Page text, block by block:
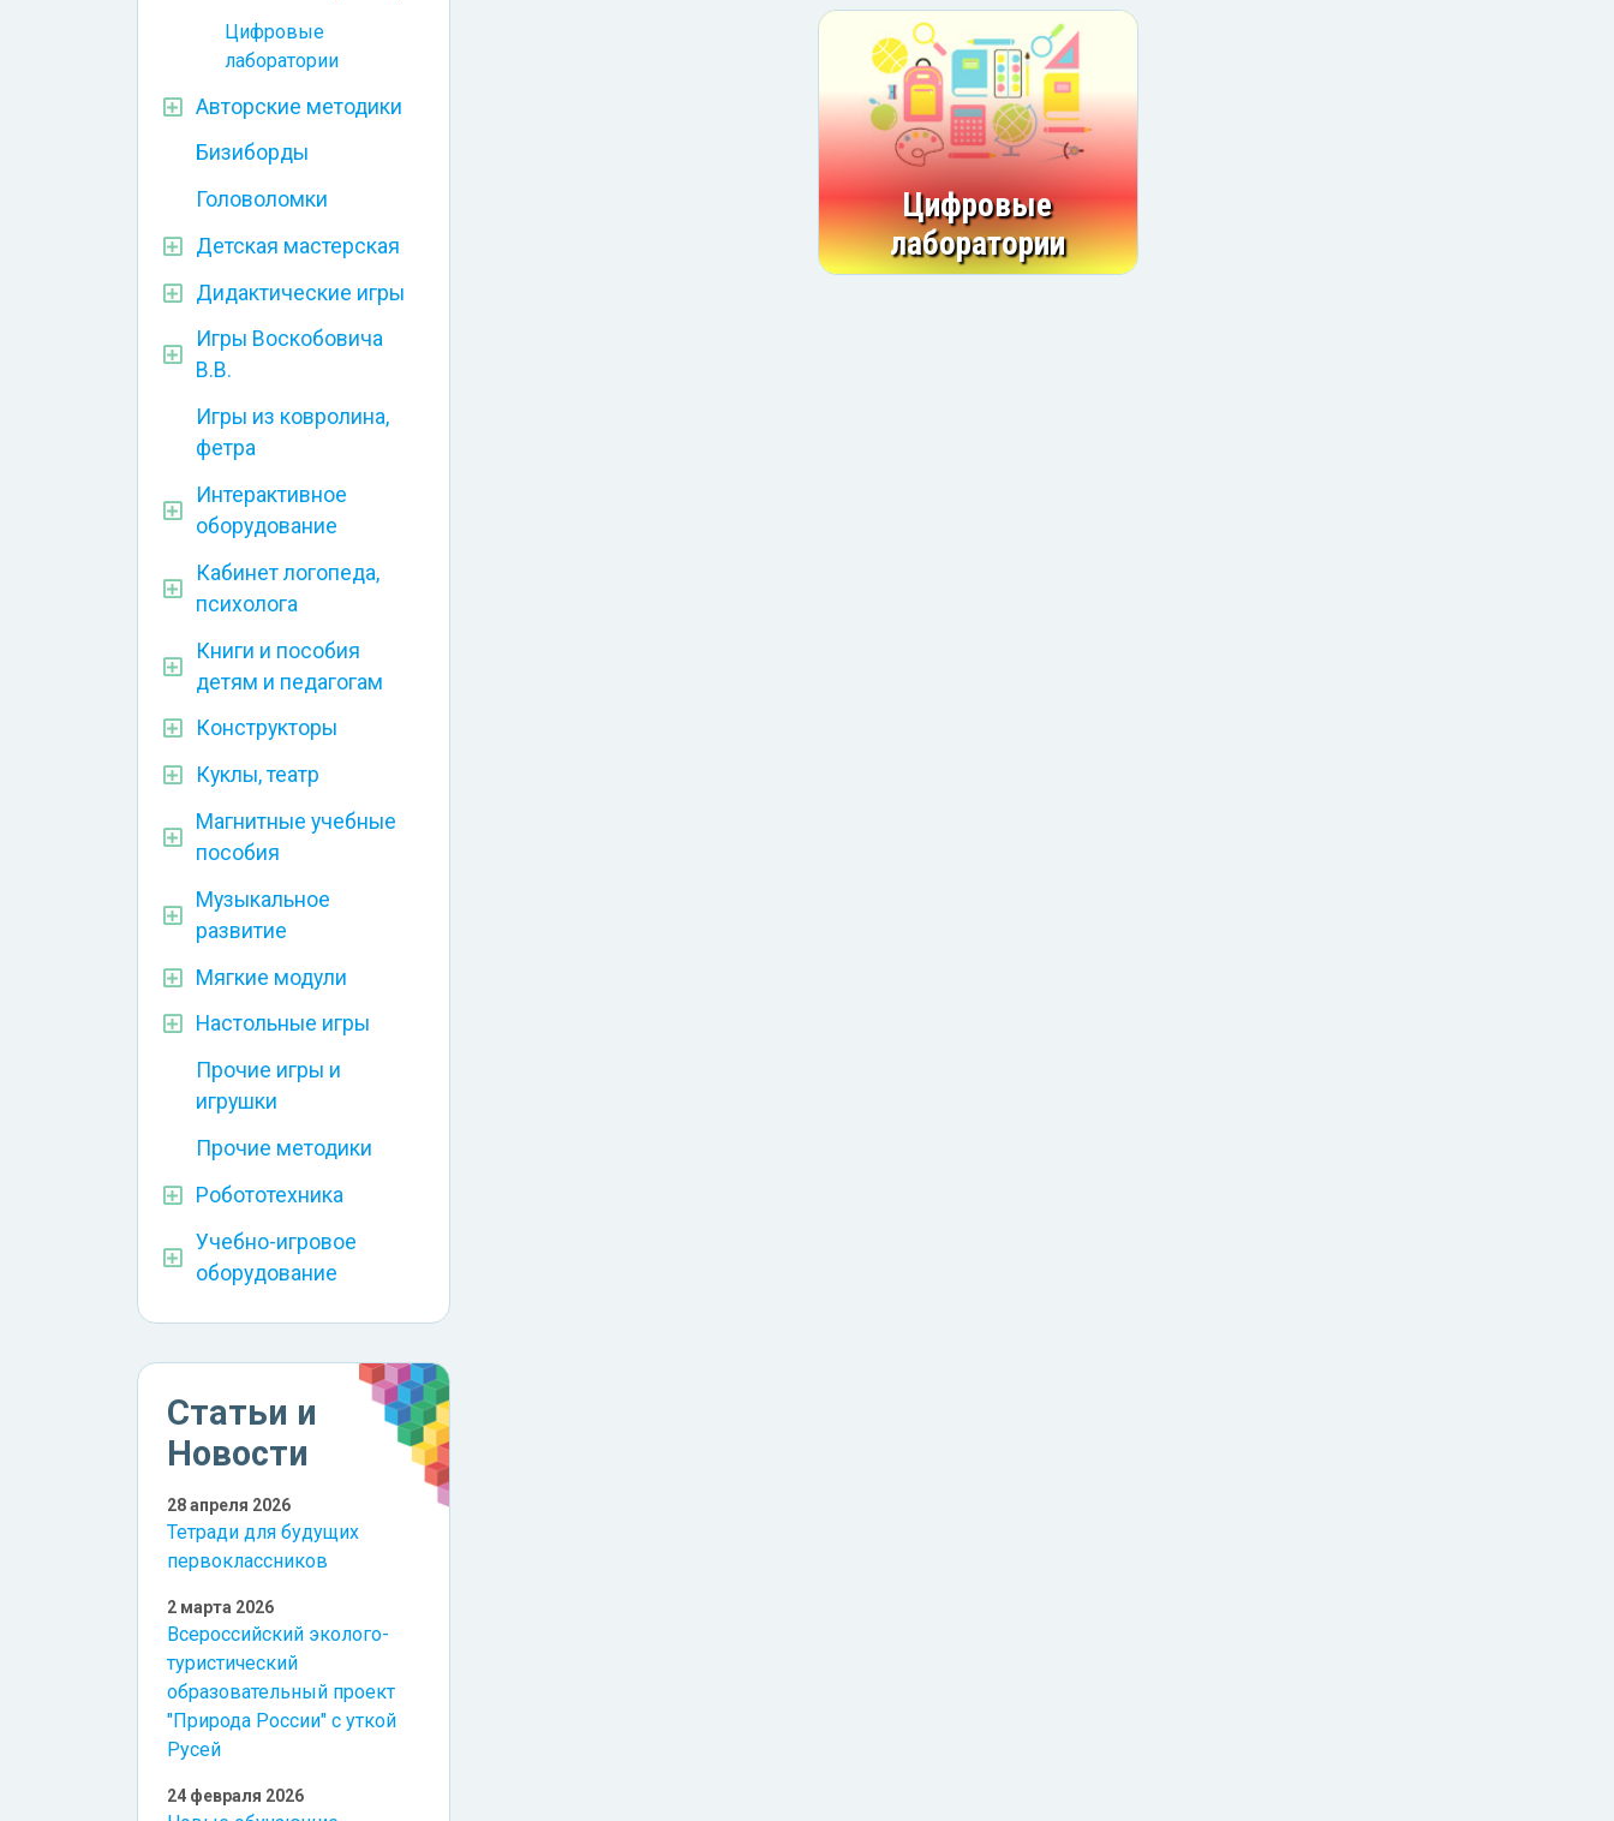
Цифровые
лаборатории
Авторские методики
Бизиборды
Головоломки
Детская мастерская
Дидактические игры
Игры Воскобовича
В.В.
Игры из ковролина,
фетра
Интерактивное
оборудование
Кабинет логопеда,
психолога
Книги и пособия
детям и педагогам
Конструкторы
Куклы, театр
Магнитные учебные
пособия
Музыкальное
развитие
Мягкие модули
Настольные игры
Прочие игры и
игрушки
Прочие методики
Робототехника
Учебно-игровое
оборудование
Статьи и
Новости
28 апреля 2026
Тетради для будущих
первоклассников
2 марта 2026
Всероссийский эколого-
туристический
образовательный проект
"Природа России" с уткой
Русей
24 февраля 2026
Цифровые
лаборатории